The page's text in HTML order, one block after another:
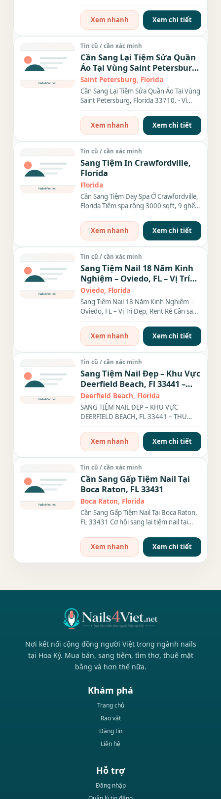
Xem nhanh
Xem chi tiết
Tin cũ / cần xác minh
Cần Sang Lại Tiệm Sửa Quần
Áo Tại Vùng Saint Petersburg,
Florida 33710.
Saint Petersburg, Florida
Cần Sang Lại Tiệm Sửa Quần Áo Tại Vùng
Saint Petersburg, Florida 33710. - Vì
Xem nhanh
Xem chi tiết
Tin cũ / cần xác minh
Sang Tiệm In Crawfordville,
Florida
Florida
Cần Sang Tiệm Day Spa Ở Crawfordville,
Florida Tiệm spa rộng 3000 sqft, 9 ghế,
Xem nhanh
Xem chi tiết
Tin cũ / cần xác minh
Sang Tiệm Nail 18 Năm Kinh
Nghiệm – Oviedo, FL – Vị Trí
Đẹp, Rent Rẻ 1,200 Sqf !
Oviedo, Florida
Sang Tiệm Nail 18 Năm Kinh Nghiệm –
Oviedo, FL – Vị Trí Đẹp, Rent Rẻ Cần sang
Xem nhanh
Xem chi tiết
Tin cũ / cần xác minh
Sang Tiệm Nail Đẹp – Khu Vực
Deerfield Beach, Fl 33441 –
Thu Nhập $30k/Tháng
Deerfield Beach, Florida
SANG TIỆM NAIL ĐẸP – KHU VỰC
DEERFIELD BEACH, FL 33441 – THU
sang...
Xem nhanh Xem chi tiết
Tin cũ / cần xác minh
Cần Sang Gấp Tiệm Nail Tại
Boca Raton, FL 33431
Boca Raton, Florida
Cần Sang Gấp Tiệm Nail Tại Boca Raton,
FL 33431 Cơ hội sang lại tiệm nail tại
Xem nhanh
Xem chi tiết
Nơi kết nối cộng đồng người Việt trong ngành nails
tại Hoa Kỳ. Mua bán, sang tiệm, tìm thợ, thuê mặt
bằng và hơn thế nữa.
Khám phá
Trang chủ
Rao vặt
Đăng tin
Liên hệ
Hỗ trợ
Đăng nhập